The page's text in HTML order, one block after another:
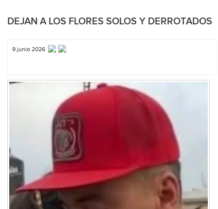
DEJAN A LOS FLORES SOLOS Y DERROTADOS
9 junio 2026